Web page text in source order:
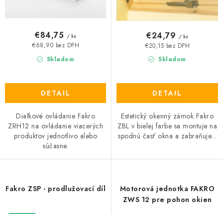
Skladom
€68,90 bez DPH
€84,75 / ks
DETAIL
Diaľkové ovládanie Fakro
ZRH12 na ovládanie viacerých
produktov jednotlivo alebo
súčasne.
Skladom
€20,15 bez DPH
€24,79 / ks
DETAIL
Estetický okenný zámok Fakro
ZBL v bielej farbe sa montuje na
spodnú časť okna a zabraňuje...
Fakro ZSP - prodlužovací díl
Motorová jednotka FAKRO
ZWS 12 pre pohon okien